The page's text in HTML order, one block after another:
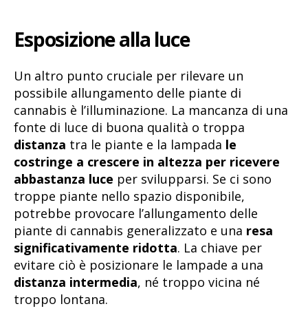
Esposizione alla luce
Un altro punto cruciale per rilevare un
possibile allungamento delle piante di
cannabis è l’illuminazione. La mancanza di una
fonte di luce di buona qualità o troppa
distanza tra le piante e la lampada le
costringe a crescere in altezza per ricevere
abbastanza luce per svilupparsi. Se ci sono
troppe piante nello spazio disponibile,
potrebbe provocare l’allungamento delle
piante di cannabis generalizzato e una resa
significativamente ridotta. La chiave per
evitare ciò è posizionare le lampade a una
distanza intermedia, né troppo vicina né
troppo lontana.